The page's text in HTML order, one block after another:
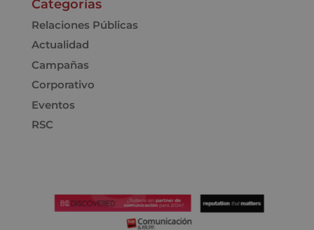
Categorías
Relaciones Públicas
Actualidad
Campañas
Corporativo
Eventos
RSC